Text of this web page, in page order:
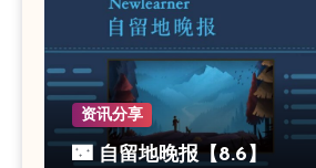
资讯分享
🌃 自留地晚报【8.6】